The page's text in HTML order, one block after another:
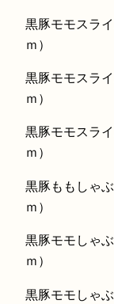
黒豚モモス
ｍ）
黒豚モモス
ｍ）
黒豚モモス
ｍ）
黒豚ももし
ｍ）
黒豚モモし
ｍ）
黒豚モモし